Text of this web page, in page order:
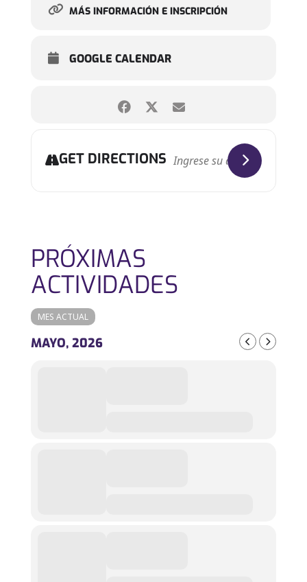
MÁS INFORMACIÓN E INSCRIPCIÓN
GOOGLE CALENDAR
GET DIRECTIONS
PRÓXIMAS
ACTIVIDADES
MES ACTUAL
MAYO, 2026